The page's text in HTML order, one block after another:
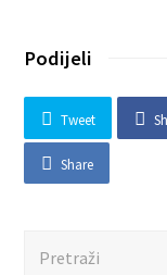
Podijeli
Tweet
Share